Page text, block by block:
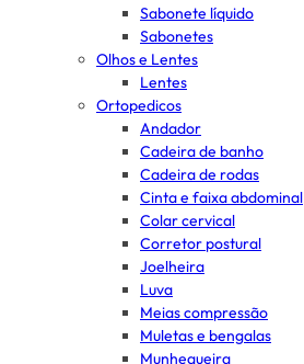
Sabonete líquido
Sabonetes
Olhos e Lentes
Lentes
Ortopedicos
Andador
Cadeira de banho
Cadeira de rodas
Cinta e faixa abdominal
Colar cervical
Corretor postural
Joelheira
Luva
Meias compressão
Muletas e bengalas
Munhequeira